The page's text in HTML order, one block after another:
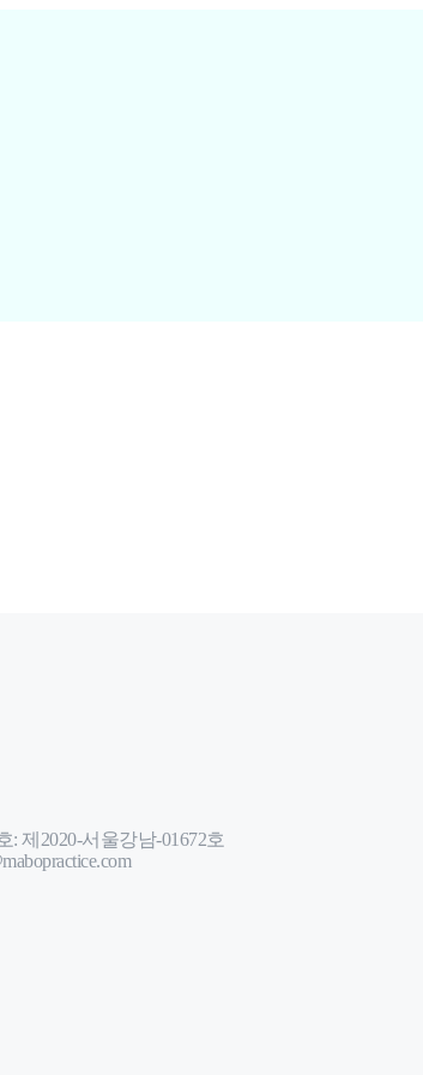
제2020-서울강남-01672호